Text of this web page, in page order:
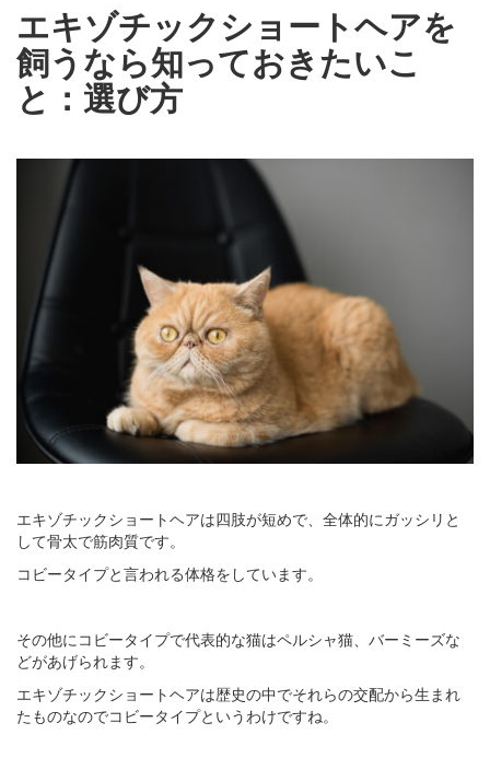
エキゾチックショートヘアを
飼うなら知っておきたいこ
と：選び方
エキゾチックショートヘアは四肢が短めで、全体的にガッシリと
して骨太で筋肉質です。
コビータイプと言われる体格をしています。
その他にコビータイプで代表的な猫はペルシャ猫、バーミーズな
どがあげられます。
エキゾチックショートヘアは歴史の中でそれらの交配から生まれ
たものなのでコビータイプというわけですね。